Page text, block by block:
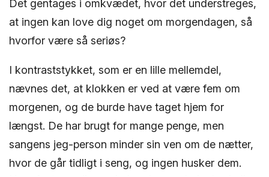
Det gentages i omkvædet, hvor det understreges,
at ingen kan love dig noget om morgendagen, så
hvorfor være så seriøs?
I kontraststykket, som er en lille mellemdel,
nævnes det, at klokken er ved at være fem om
morgenen, og de burde have taget hjem for
længst. De har brugt for mange penge, men
sangens jeg-person minder sin ven om de nætter,
hvor de går tidligt i seng, og ingen husker dem.